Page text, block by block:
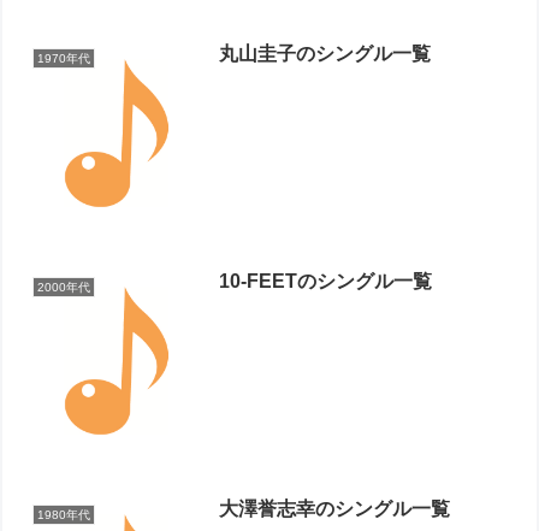
1970年代 丸山圭子のシングル一覧
2000年代 10-FEETのシングル一覧
1980年代 大澤誉志幸のシングル一覧